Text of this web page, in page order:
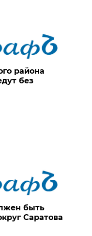
района
без
быть
Саратова